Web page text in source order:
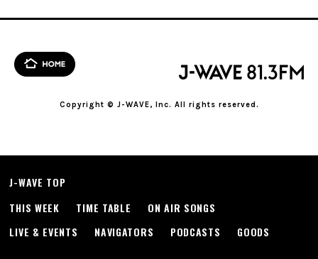
Copyright © J-WAVE, Inc. All rights reserved.
J-WAVE TOP
THIS WEEK
TIME TABLE
ON AIR SONGS
LIVE & EVENTS
NAVIGATORS PODCASTS GOODS